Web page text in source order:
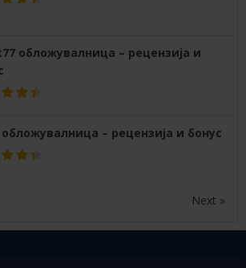
обложувалница – рецензија и
– рецензија и бонус
Next »